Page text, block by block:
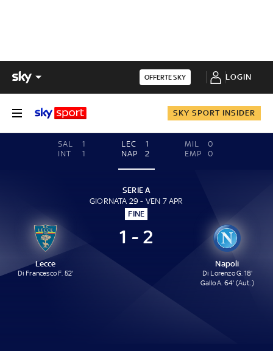
OFFERTE SKY LOGIN
SKY SPORT INSIDER
SAL
1
INT
1
LEC
1
NAP
2
MIL
0
EMP
0
SERIE A
GIORNATA 29 - VEN 7 APR
FINE
Lecce
Di Francesco F. 52'
1 - 2
Napoli
Di Lorenzo G. 18'
Gallo A. 64' (Aut.)